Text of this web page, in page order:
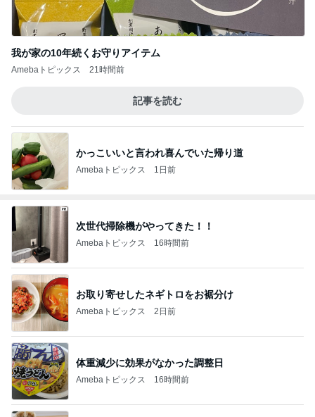
我が家の10年続くお守りアイテム
Amebaトピックス 21時間前
記事を読む
かっこいいと言われ喜んでいた帰り道
Amebaトピックス 1日前
次世代掃除機がやってきた！！
Amebaトピックス 16時間前
お取り寄せしたネギトロをお裾分け
Amebaトピックス 2日前
体重減少に効果がなかった調整日
Amebaトピックス 16時間前